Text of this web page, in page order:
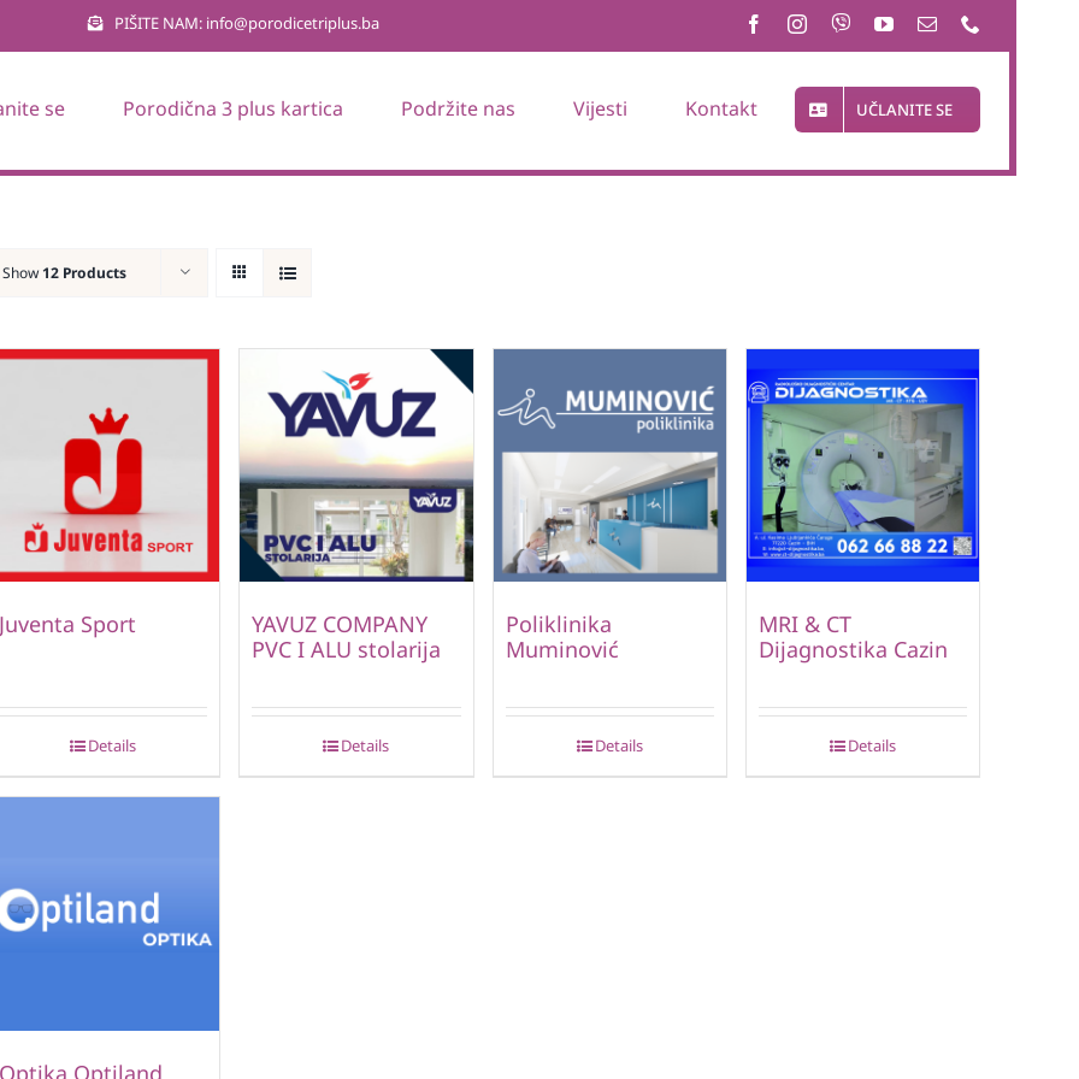
PIŠITE NAM: info@porodicetriplus.ba
se Porodična 3 plus kartica Podržite nas Vijesti Kontakt UČLANITE SE
Show 12 Products
Juventa Sport
Details
YAVUZ COMPANY
PVC I ALU stolarija
Details
Poliklinika
Muminović
Details
MRI & CT
Dijagnostika Cazin
Details
Optika Optiland